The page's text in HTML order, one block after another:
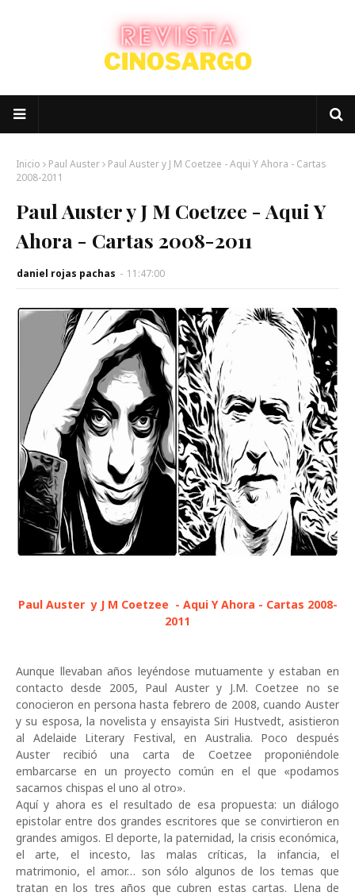
Inicio Paul Auster
Paul Auster y J M Coetzee - Aqui Y Ahora - Cartas
2008-2011
Paul Auster y J M Coetzee - Aqui Y
Ahora - Cartas 2008-2011
daniel rojas pachas - 11:47:00
Paul Auster y J M Coetzee - Aqui Y Ahora - Cartas 2008-
2011
Aunque llevaban años leyéndose mutuamente y estaban en
contacto desde 2005, Paul Auster y J.M. Coetzee no se
conocieron en persona hasta febrero de 2008, cuando Auster
y su esposa, la novelista y ensayista Siri Hustvedt, asistieron
al Adelaide Literary Festival, en Australia. Poco después
Auster recibió una carta de Coetzee proponiéndole
embarcarse en un proyecto común en el que «podamos
sacarnos chispas el uno al otro».
Aquí y ahora es el resultado de esa propuesta: un diálogo
epistolar entre dos grandes escritores que se convirtieron en
grandes amigos. El deporte, la paternidad, la crisis económica,
el arte, el incesto, las malas críticas, la infancia, el
matrimonio, el amor… son sólo algunos de los temas que
tratan en los tres años que cubren estas cartas. Llena de